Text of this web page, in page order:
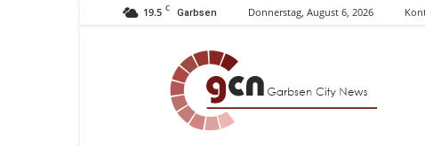
19.5 C Garbsen Donnerstag, August 6, 2026
News